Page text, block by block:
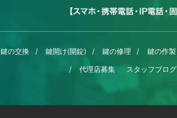
鍵の交換 鍵開け(開錠) 鍵の修理 鍵の作製
代理店募集 スタッフブログ